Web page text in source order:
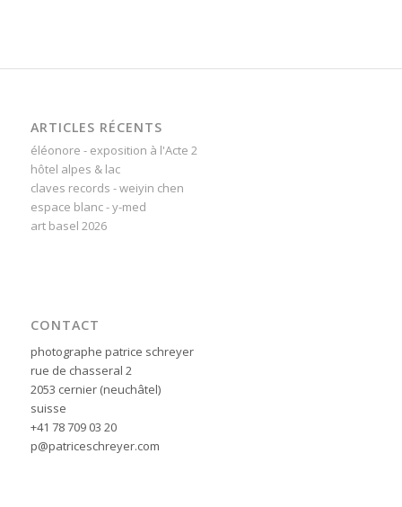
ARTICLES RÉCENTS
éléonore - exposition à l'Acte 2
hôtel alpes & lac
claves records - weiyin chen
espace blanc - y-med
art basel 2026
CONTACT
photographe patrice schreyer
rue de chasseral 2
2053 cernier (neuchâtel)
suisse
+41 78 709 03 20
p@patriceschreyer.com